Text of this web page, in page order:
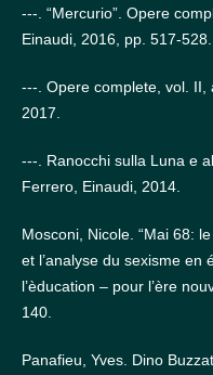
---. “Mercurio”. Opere
Einaudi, 2016, pp. 517-528.
---. Opere complete, vol. II,
2017.
---. Ranocchi sulla Luna e
Ferrero, Einaudi, 2014.
Mosconi, Nicole. “Mai 68:
et l’analyse du sexisme en
l’èducation – pour l’ère
140.
Panafieu, Yves. Dino